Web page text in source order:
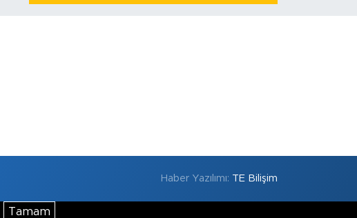
Haber Yazılımı: TE Bilişim
Tamam